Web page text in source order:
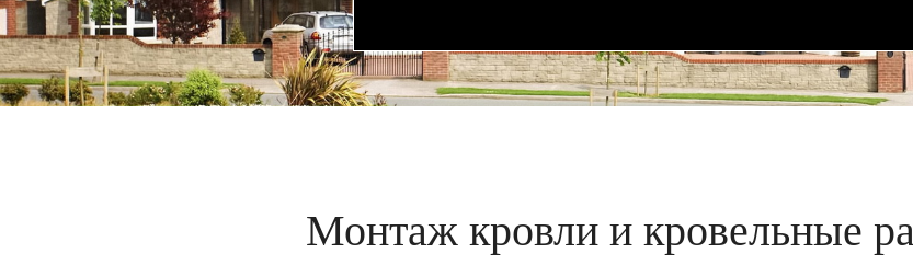
Монтаж кровли и кровельные